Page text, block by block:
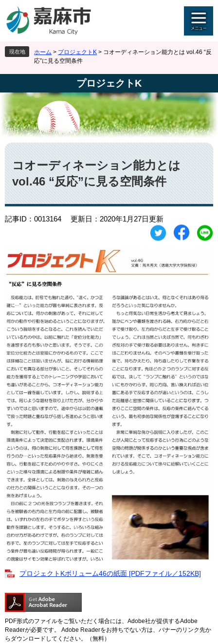
ジ
先
頭
す
ュ
を
飛
し
へ
現在地 ホーム > プロジェクトK > コオーディネーション能力とは vol.46 “反
応”に見る空間条件
プロジェクトK
本
文
コオーディネーション能力とは
vol.46 “反応”に見る空間条件
記事ID：0013164 更新日：2020年1月27日更新
プロジェクトKボリューム46の紙面 [PDFファイル／152KB]
PDF形式のファイルをご覧いただく場合には、Adobe社が提供するAdobe
Readerが必要です。
Adobe Readerをお持ちでない方は、バナーのリンク先か
らダウンロードしてください。（無料）